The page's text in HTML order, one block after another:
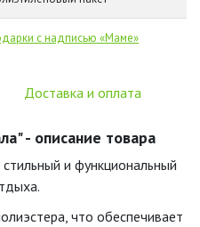
с надписью «Маме»
Доставка и оплата
- описание товара
и функциональный
что обеспечивает